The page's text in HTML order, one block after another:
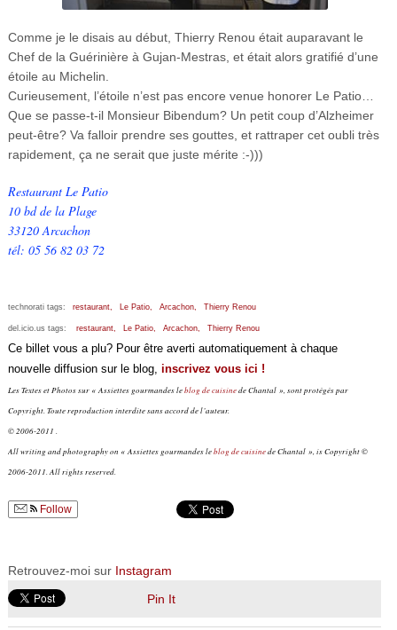
Comme je le disais au début, Thierry Renou était auparavant le
Chef de la Guérinière à Gujan-Mestras, et était alors gratifié d’une
étoile au Michelin.
Curieusement, l’étoile n’est pas encore venue honorer Le Patio…
Que se passe-t-il Monsieur Bibendum? Un petit coup d’Alzheimer
peut-être? Va falloir prendre ses gouttes, et rattraper cet oubli très
rapidement, ça ne serait que juste mérite :-)))
Restaurant Le Patio
10 bd de la Plage
33120 Arcachon
tél: 05 56 82 03 72
technorati tags: restaurant, Le Patio, Arcachon, Thierry Renou
del.icio.us tags: restaurant, Le Patio, Arcachon, Thierry Renou
Ce billet vous a plu? Pour être averti automatiquement à chaque
nouvelle diffusion sur le blog, inscrivez vous ici !
Les Textes et Photos sur « Assiettes gourmandes leblog de cuisinede Chantal », sont protégés par
Copyright. Toute reproduction interdite sans accord de l’auteur.
© 2006-2011 .
All writing and photography on « Assiettes gourmandes leblog de cuisinede Chantal », is Copyright ©
2006-2011. All rights reserved.
Follow
Retrouvez-moi sur Instagram
Pin It